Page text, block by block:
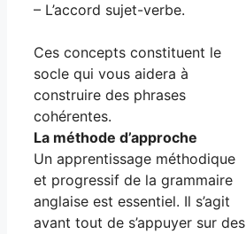
– L’accord sujet-verbe.
Ces concepts constituent le
socle qui vous aidera à
construire des phrases
cohérentes.
La méthode d’approche
Un apprentissage méthodique
et progressif de la grammaire
anglaise est essentiel. Il s’agit
avant tout de s’appuyer sur des